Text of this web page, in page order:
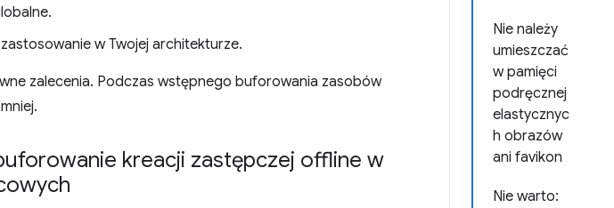
Nie należy
umieszczać
w pamięci
podręcznej
elastycznyc
h obrazów
ani favikon
Nie warto:
w Twojej architekturze.
zalecenia. Podczas wstępnego buforowania zasobów
kreacji zastępczej offline w